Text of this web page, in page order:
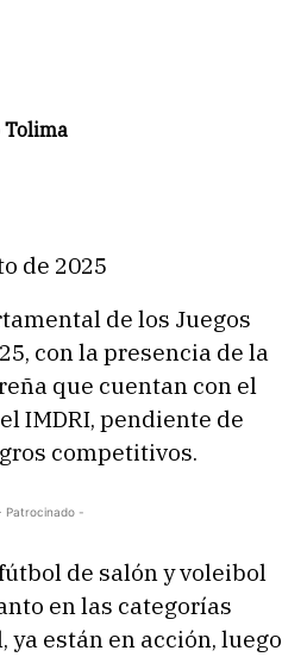
Tolima
de 2025
de los Juegos
con la presencia de la
que cuentan con el
IMDRI, pendiente de
competitivos.
Patrocinado -
de salón y voleibol
en las categorías
están en acción, luego